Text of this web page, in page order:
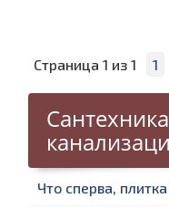
Страница 1 из 1 1
Что сперва,